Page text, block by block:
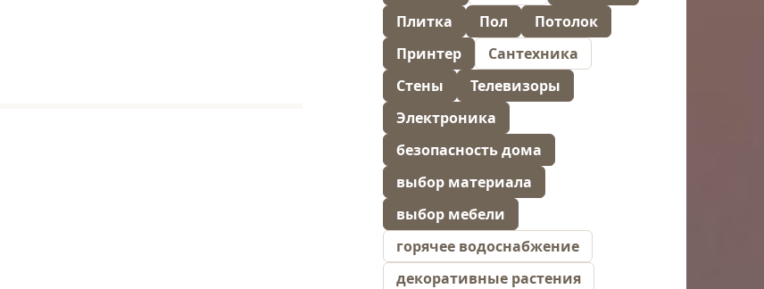
Плитка
Пол
Потолок
Принтер
Сантехника
Стены
Телевизоры
Электроника
безопасность дома
выбор материала
выбор мебели
горячее водоснабжение
декоративные растения